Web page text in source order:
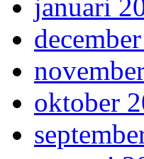
januari
oktober